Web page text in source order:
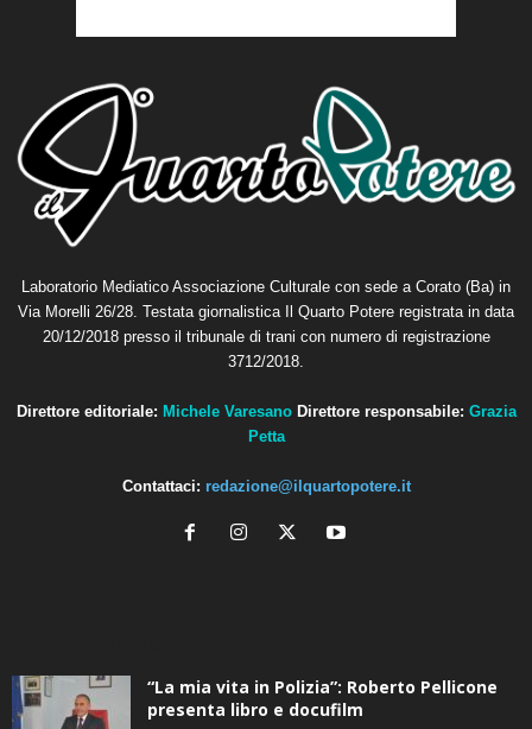
Laboratorio Mediatico Associazione Culturale con sede a Corato (Ba) in
Via Morelli 26/28. Testata giornalistica Il Quarto Potere registrata in data
20/12/2018 presso il tribunale di trani con numero di registrazione
3712/2018.
Direttore editoriale: Michele Varesano Direttore responsabile: Grazia
Petta
Contattaci: redazione@ilquartopotere.it
“La mia vita in Polizia”: Roberto Pellicone
presenta libro e docufilm